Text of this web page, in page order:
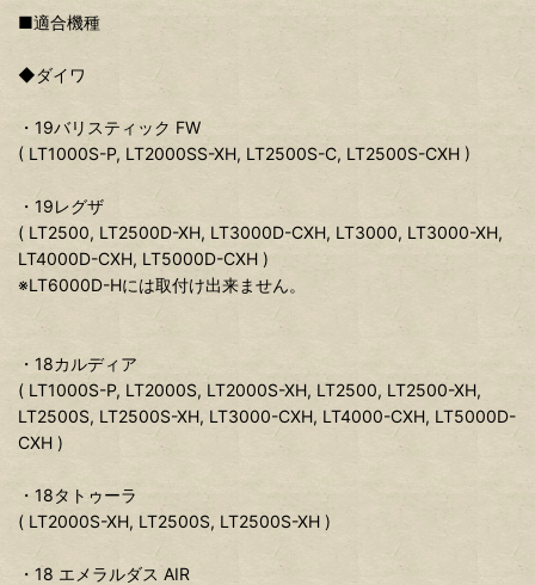
■適合機種
◆ダイワ
・19バリスティック FW
( LT1000S-P, LT2000SS-XH, LT2500S-C, LT2500S-CXH )
・19レグザ
( LT2500, LT2500D-XH, LT3000D-CXH, LT3000, LT3000-XH,
LT4000D-CXH, LT5000D-CXH )
※LT6000D-Hには取付け出来ません。
・18カルディア
( LT1000S-P, LT2000S, LT2000S-XH, LT2500, LT2500-XH,
LT2500S, LT2500S-XH, LT3000-CXH, LT4000-CXH, LT5000D-
CXH )
・18タトゥーラ
( LT2000S-XH, LT2500S, LT2500S-XH )
・18 エメラルダス AIR